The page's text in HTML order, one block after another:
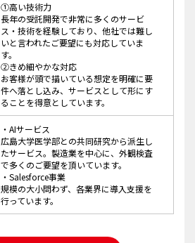
①高い技術力
長年の受託開発で非常に多くのサービ
ス・技術を経験しており、他社では難し
いと言われたご要望にも対応していま
す。
②きめ細やかな対応
お客様が頭で描いている想定を明確に要
件へ落とし込み、サービスとして形にす
ることを得意としています。
・AIサービス
広島大学医学部との共同研究から派生し
たサービス。製造業を中心に、外観検査
で多くのご要望を頂いています。
・Salesforce事業
規模の大小問わず、各業界に導入支援を
行っています。